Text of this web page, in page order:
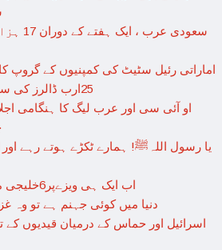
25ارب ڈالرز کی سرمایہ کاری کا اعلان
او آئی سی اور عرب لیگ کا ہنگامی
اب ایک ہی ویزےپر6خلیجی ممالک کاسفر ممکن
دنیا میں کوئی جہنم ہے تو وہ
اسرائیل اور حماس کے درمیان قیدیوں کے